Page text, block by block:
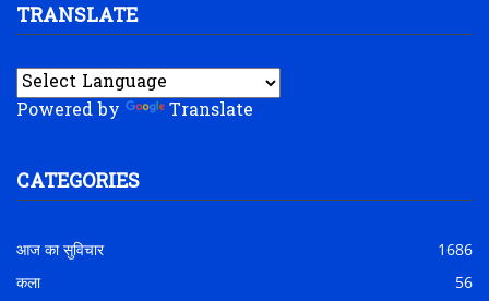
TRANSLATE
Powered by Translate
CATEGORIES
आज का सुविचार
1686
कला
56